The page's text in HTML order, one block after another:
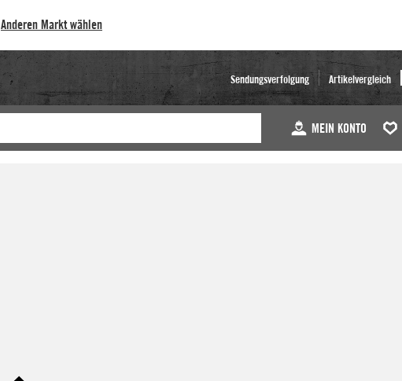
Anderen Markt wählen
Sendungsverfolgung Artikelvergleich
MEIN KONTO